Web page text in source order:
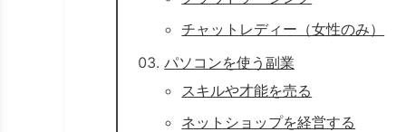
チャットレディー（女性のみ）
パソコンを使う副業
スキルや才能を売る
ネットショップを経営する